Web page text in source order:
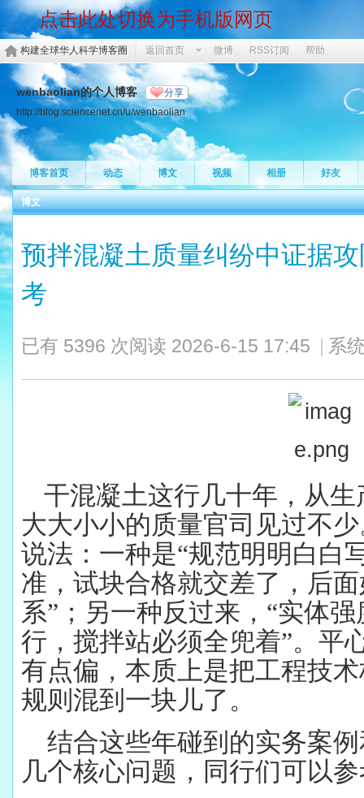
点击此处切换为手机版网页
构建全球华人科学博客圈 返回首页 微博 RSS订阅 帮助
wenbaolian的个人博客 分享
http://blog.sciencenet.cn/u/wenbaolian
博客首页 动态 博文 视频 相册 好友
博文
预拌混凝土质量纠纷中证据
考
已有 5396 次阅读 2026-6-15 17:45 系
干混凝土这行几十年，从
大大小小的质量官司见过不
说法：一种是“规范明明白白
准，试块合格就交差了，后
系”；另一种反过来，“实体
行，搅拌站必须全兜着”。平
有点偏，本质上是把工程技
规则混到一块儿了。
结合这些年碰到的实务案
几个核心问题，同行们可以